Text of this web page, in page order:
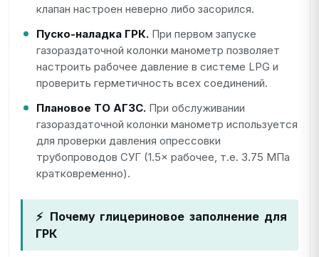
клапан настроен неверно либо засорился.
Пуско-наладка ГРК. При первом запуске
газораздаточной колонки манометр позволяет
настроить рабочее давление в системе LPG и
проверить герметичность всех соединений.
Плановое ТО АГЗС. При обслуживании
газораздаточной колонки манометр используется
для проверки давления опрессовки
трубопроводов СУГ (1.5× рабочее, т.е. 3.75 МПа
кратковременно).
⚡ Почему глицериновое заполнение для
ГРК